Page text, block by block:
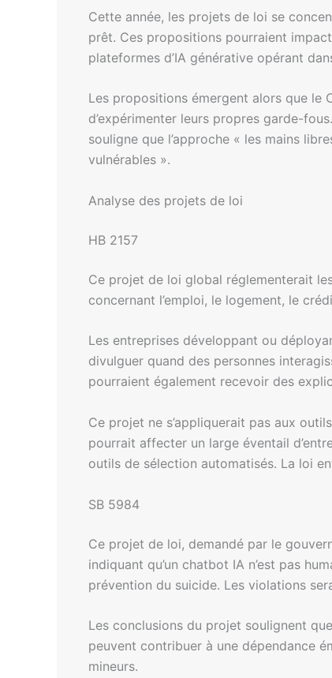
Cette année, les projets de loi se
prêt. Ces propositions pourraient
plateformes d’IA générative opérant
Les propositions émergent alors que le
d’expérimenter leurs propres garde-
souligne que l’approche « les mains
vulnérables ».
Analyse des projets de loi
HB 2157
Ce projet de loi global réglementerait
concernant l’emploi, le logement, le
Les entreprises développant ou
divulguer quand des personnes
pourraient également recevoir des
Ce projet ne s’appliquerait pas aux
pourrait affecter un large éventail
outils de sélection automatisés. La loi
SB 5984
Ce projet de loi, demandé par le
indiquant qu’un chatbot IA n’est pas
prévention du suicide. Les violations
Les conclusions du projet soulignent
peuvent contribuer à une dépendance
mineurs.